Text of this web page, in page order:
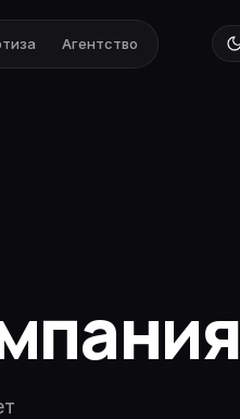
Агентство